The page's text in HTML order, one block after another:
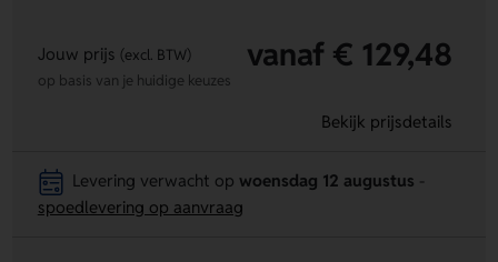
Jouw prijs (excl. BTW) vanaf € 129,48
op basis van je huidige keuzes
Bekijk prijsdetails
Levering verwacht op woensdag 12 augustus
spoedlevering op aanvraag